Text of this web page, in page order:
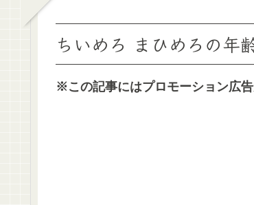
ちいめろ まひめろの年
※この記事にはプロモーション広告